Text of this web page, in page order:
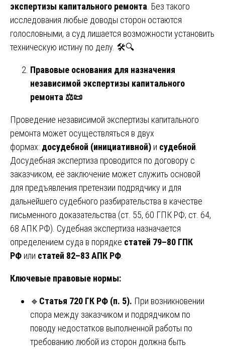
экспертизы капитального ремонта . Без такого
исследования любые доводы сторон остаются
голословными, а суд лишается возможности установить
техническую истину по делу. 🛠️🔍
Правовые основания для назначения
независимой экспертизы капитального
ремонта ⚖📜
Проведение независимой экспертизы капитального
ремонта может осуществляться в двух
формах: досудебной (инициативной) и судебной
Досудебная экспертиза проводится по договору с
заказчиком, её заключение может служить основой
для предъявления претензии подрядчику и для
дальнейшего судебного разбирательства в качестве
письменного доказательства (ст. 55, 60 ГПК РФ; ст. 64,
68 АПК РФ). Судебная экспертиза назначается
определением суда в порядке статей 79–80 ГПК
РФ или статей 82–83 АПК РФ
Ключевые правовые нормы:
🔹 Статья 720 ГК РФ (п. 5). При возникновении
спора между заказчиком и подрядчиком по
поводу недостатков выполненной работы по
требованию любой из сторон должна быть